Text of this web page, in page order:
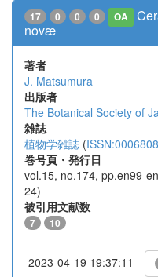
17 0 0 0 OA
novæ
著者
J. Matsumura
出版者
The Botanical Society of
雑誌
植物学雑誌 (
巻号頁・発行日
vol.15, no.174, pp.en99-
24)
被引用文献数
7 10
2023-04-19 19:37:11